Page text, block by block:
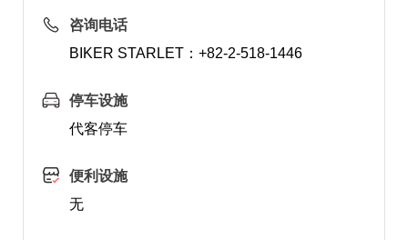
咨询电话
BIKER STARLET：+82-2-518-1446
停车设施
代客停车
便利设施
无